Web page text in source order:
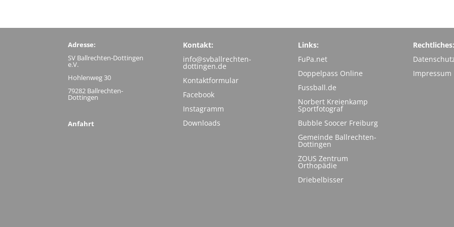
Adresse:
SV Ballrechten-Dottingen
e.V.
Hohlenweg 30
79282 Ballrechten-
Dottingen
Anfahrt
Kontakt:
info@svballrechten-
dottingen.de
Kontaktformular
Facebook
Instagramm
Downloads
Links:
FuPa.net
Doppelpass Online
Fussball.de
Norbert Kreienkamp
Sportfotograf
Bubble Soocer Freiburg
Gemeinde Ballrechten-
Dottingen
ZOUS Zentrum
Orthopädie
Driebelbisser
Rechtliches:
Impressum